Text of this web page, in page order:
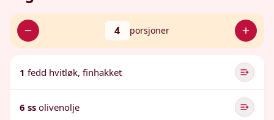
4 porsjoner
1 fedd hvitløk, finhakket
6 ss olivenolje